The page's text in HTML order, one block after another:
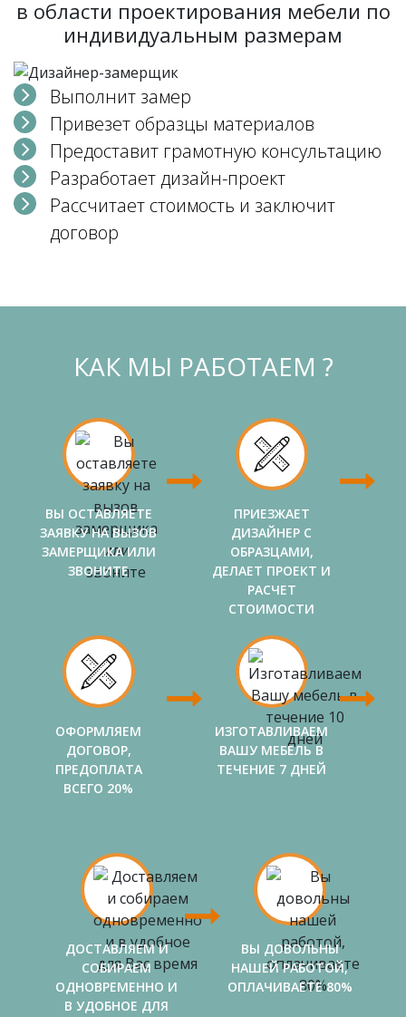
в области проектирования мебели по
индивидуальным размерам
Выполнит замер
Привезет образцы материалов
Предоставит грамотную консультацию
Разработает дизайн-проект
Рассчитает стоимость и заключит
договор
КАК МЫ РАБОТАЕМ ?
ВЫ ОСТАВЛЯЕТЕ
ЗАЯВКУ НА ВЫЗОВ
ЗАМЕРЩИКА ИЛИ
ЗВОНИТЕ
ПРИЕЗЖАЕТ
ДИЗАЙНЕР С
ОБРАЗЦАМИ,
ДЕЛАЕТ ПРОЕКТ И
РАСЧЕТ
СТОИМОСТИ
ОФОРМЛЯЕМ
ДОГОВОР,
ПРЕДОПЛАТА
ВСЕГО 20%
ИЗГОТАВЛИВАЕМ
ВАШУ МЕБЕЛЬ В
ТЕЧЕНИЕ 7 ДНЕЙ
ДОСТАВЛЯЕМ И
СОБИРАЕМ
ОДНОВРЕМЕННО И
В УДОБНОЕ ДЛЯ
ВЫ ДОВОЛЬНЫ
НАШЕЙ РАБОТОЙ,
ОПЛАЧИВАЕТЕ 80%